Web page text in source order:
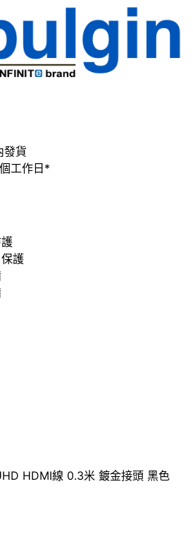
發貨
工作日*
護
HDMI線 0.3米 鍍金接頭 黑色